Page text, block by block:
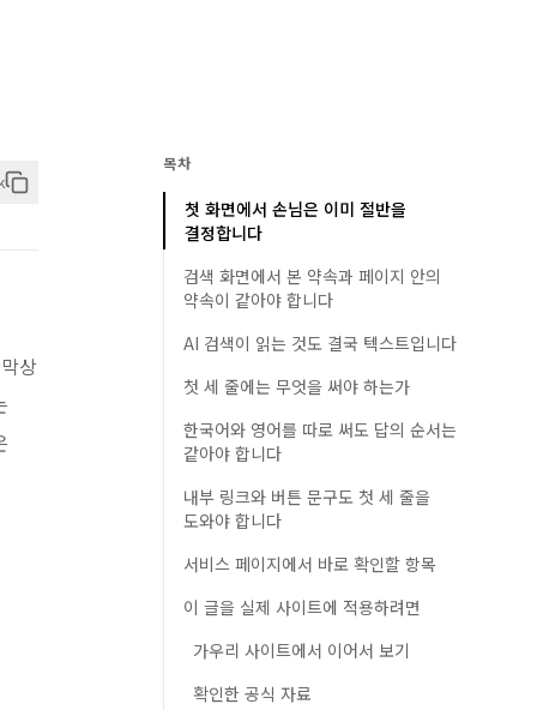
상
목차
첫 화면에서 손님은 이미 절반을
결정합니다
검색 화면에서 본 약속과 페이지 안의
약속이 같아야 합니다
AI 검색이 읽는 것도 결국 텍스트입니다
첫 세 줄에는 무엇을 써야 하는가
한국어와 영어를 따로 써도 답의 순서는
같아야 합니다
내부 링크와 버튼 문구도 첫 세 줄을
도와야 합니다
서비스 페이지에서 바로 확인할 항목
이 글을 실제 사이트에 적용하려면
가우리 사이트에서 이어서 보기
확인한 공식 자료